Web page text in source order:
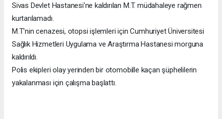
Sivas Devlet Hastanesi'ne kaldırılan M.T. müdahaleye rağmen
kurtarılamadı.
M.T'nin cenazesi, otopsi işlemleri için Cumhuriyet Üniversitesi
Sağlık Hizmetleri Uygulama ve Araştırma Hastanesi morguna
kaldırıldı.
Polis ekipleri olay yerinden bir otomobille kaçan şüphelilerin
yakalanması için çalışma başlattı.